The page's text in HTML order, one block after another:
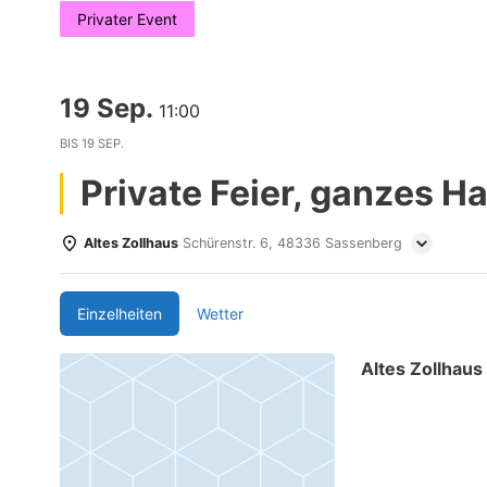
Privater Event
19 Sep. 11:00
BIS 19 SEP.
Private Feier, ganzes
Altes Zollhaus Schürenstr. 6, 48336 Sassenberg
Einzelheiten Wetter
Altes Zollhaus